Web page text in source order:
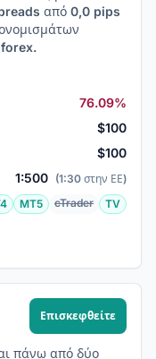
από 0,0 pips
forex.
76.09%
$100
$100
1:500 (1:30 στην ΕΕ)
MT5 cTrader TV
Επισκεφθείτε
πάνω από δύο